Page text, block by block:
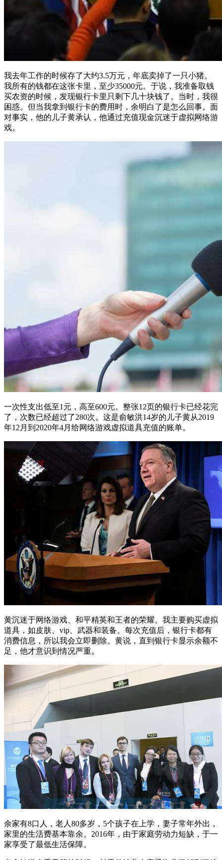
我去年工作的时候存了大约3.5万元，年底卖掉了一只小猪。
我所有的钱都在这张卡里，至少35000元。于说，我准备取钱
买农资的时候，发现银行卡里只剩下几十块钱了。当时，我很
困惑。但当我拿到银行卡的费用时，余明白了是怎么回事。面
对事实，他的儿子黄承认，他通过充值现金沉迷于虚拟网络游
戏。
一次性支出低至1元，高至600元。整张12页的银行卡已经花完
了，次数已经超过了280次。这是俞敏洪14岁的儿子黄从2019
年12月到2020年4月给网络游戏虚拟道具充值的账单。
黄沉迷于网络游戏、和平精英和王者的荣耀。我主要购买虚拟
道具，如皮肤、vip、武器和装备。每次充值后，银行卡都有
消费信息，所以我会立即删除。黄说，直到银行卡显示余额不
足，他才意识到情况严重。
余家有8口人，老人80多岁，5个孩子在上学，妻子常年外出，
家里的生活费基本靠余。2016年，由于家庭劳动力短缺，于一
家享受了最低生活保障。